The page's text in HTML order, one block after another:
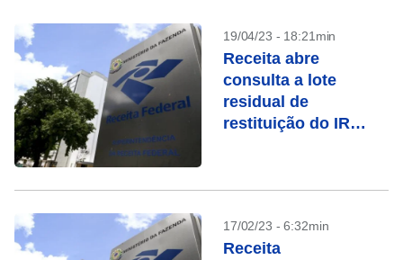
19/04/23 - 18:21min
Receita abre
consulta a lote
residual de
restituição do IR
17/02/23 - 6:32min
Receita